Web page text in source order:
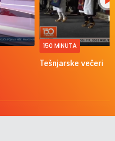
150 MINUTA
Tešnjarske večeri